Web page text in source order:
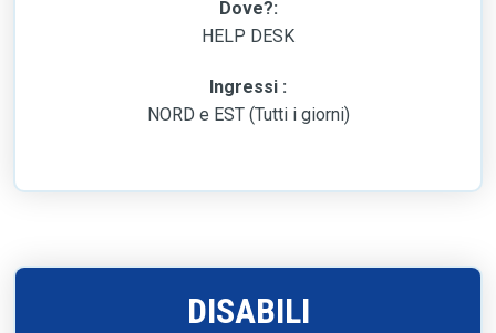
Dove?:
HELP DESK
Ingressi :
NORD e EST (Tutti i giorni)
DISABILI